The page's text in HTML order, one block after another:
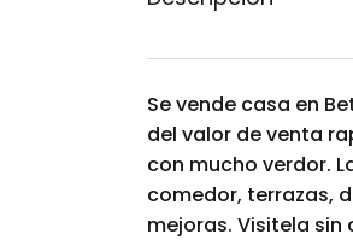
Se vende casa en
del valor de venta
con mucho verdor.
comedor, terrazas,
mejoras. Visitela sin